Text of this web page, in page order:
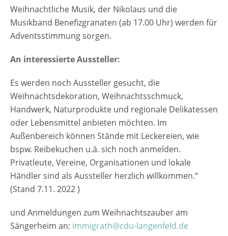
Veranstalters
Weihnachtliche Musik, der Nikolaus und die
Musikband Benefizgranaten (ab 17.00 Uhr) werden für
Adventsstimmung sorgen.
An interessierte Aussteller:
Es werden noch Aussteller gesucht, die
Weihnachtsdekoration, Weihnachtsschmuck,
Handwerk, Naturprodukte und regionale Delikatessen
oder Lebensmittel anbieten möchten. Im
Außenbereich können Stände mit Leckereien, wie
bspw. Reibekuchen u.ä. sich noch anmelden.
Privatleute, Vereine, Organisationen und lokale
Händler sind als Aussteller herzlich willkommen.“
(Stand 7.11. 2022 )
und Anmeldungen zum Weihnachtszauber am
Sängerheim an: immigrath@cdu-langenfeld.de